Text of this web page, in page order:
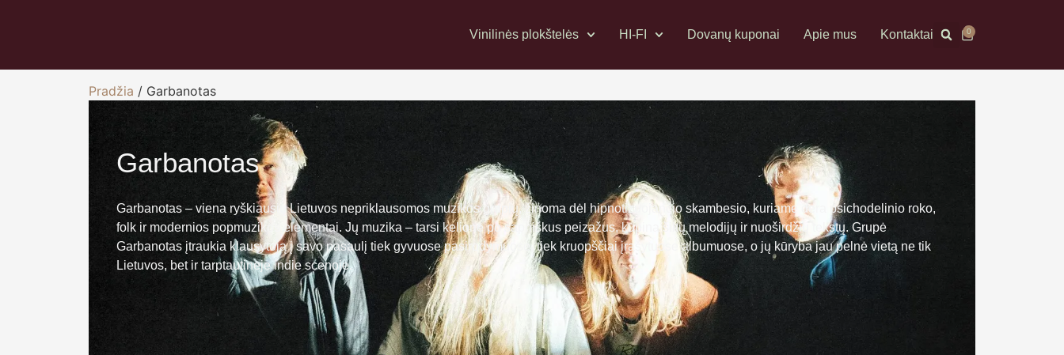
Vinilinės plokštelės HI-FI Dovanų kuponai Apie mus Kontaktai 0
Pradžia / Garbanotas
Garbanotas
Garbanotas – viena ryškiausių Lietuvos nepriklausomos muzikos grupių, žinoma dėl hipnotizuojančio skambesio, kuriame dera psichodelinio roko,
folk ir modernios popmuzikos elementai. Jų muzika – tarsi kelionė po sapniškus peizažus, kupina šiltų melodijų ir nuoširdžių tekstų. Grupė
Garbanotas įtraukia klausytoją į savo pasaulį tiek gyvuose pasirodymuose, tiek kruopščiai įrašytuose albumuose, o jų kūryba jau pelnė vietą ne tik
Lietuvos, bet ir tarptautinėje indie scenoje.